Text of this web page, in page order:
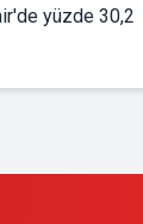
yüzde 30,2